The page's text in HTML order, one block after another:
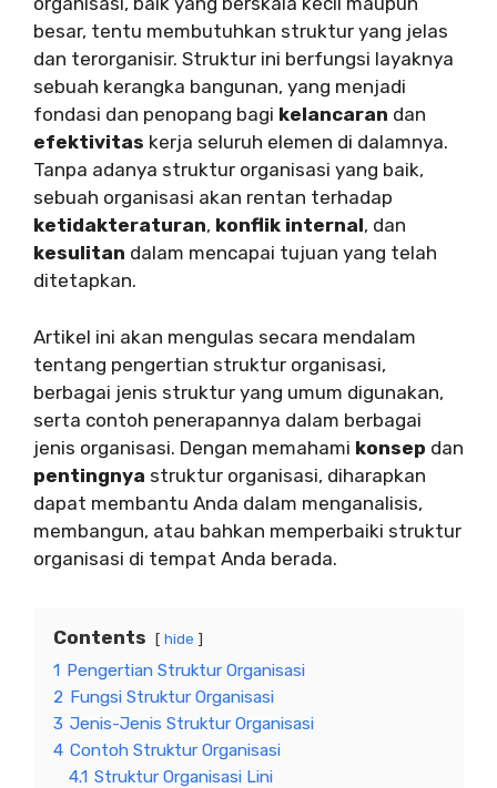
besar, tentu membutuhkan struktur yang jelas
dan terorganisir. Struktur ini berfungsi layaknya
sebuah kerangka bangunan, yang menjadi
fondasi dan penopang bagi kelancaran dan
efektivitas kerja seluruh elemen di dalamnya.
Tanpa adanya struktur organisasi yang baik,
sebuah organisasi akan rentan terhadap
ketidakteraturan, konflik internal, dan
kesulitan dalam mencapai tujuan yang telah
ditetapkan.
Artikel ini akan mengulas secara mendalam
tentang pengertian struktur organisasi,
berbagai jenis struktur yang umum digunakan,
serta contoh penerapannya dalam berbagai
jenis organisasi. Dengan memahami konsep dan
pentingnya struktur organisasi, diharapkan
dapat membantu Anda dalam menganalisis,
membangun, atau bahkan memperbaiki struktur
organisasi di tempat Anda berada.
Contents hide
1 Pengertian Struktur Organisasi
2 Fungsi Struktur Organisasi
3 Jenis-Jenis Struktur Organisasi
4 Contoh Struktur Organisasi
4.1 Struktur Organisasi Lini